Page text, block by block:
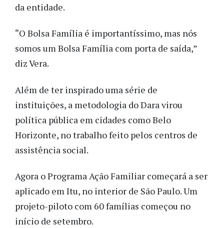
da entidade.
“O Bolsa Família é importantíssimo, mas nós
somos um Bolsa Família com porta de saída,”
diz Vera.
Além de ter inspirado uma série de
instituições, a metodologia do Dara virou
política pública em cidades como Belo
Horizonte, no trabalho feito pelos centros de
assistência social.
Agora o Programa Ação Familiar começará a ser
aplicado em Itu, no interior de São Paulo. Um
projeto-piloto com 60 famílias começou no
início de setembro.